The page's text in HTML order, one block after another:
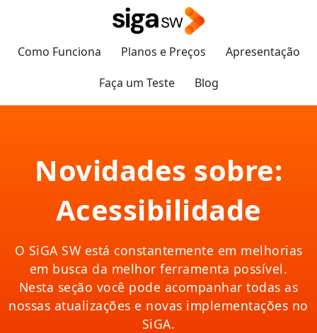
Como Funciona Planos e Preços
Apresentação
Faça um Teste
Blog
Novidades sobre:
Acessibilidade
O SiGA SW está constantemente em melhorias
em busca da melhor ferramenta possível.
Nesta seção você pode acompanhar todas as
nossas atualizações e novas implementações no
SiGA.